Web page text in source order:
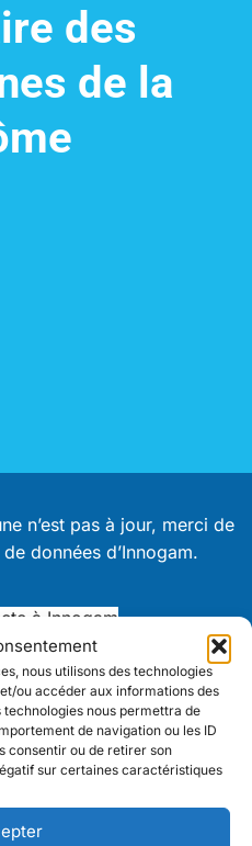
nous utilisons des technologies
ou accéder aux informations des
nous permettra de
de navigation ou les ID
consentir ou de retirer son
sur certaines caractéristiques
des
de la
n’est pas à jour, merci de
données d’Innogam.
à Innogam
pour obtenir plus